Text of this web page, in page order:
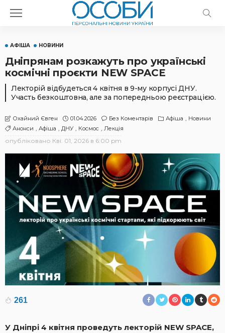
АФІША НОВИНИ
Дніпрянам розкажуть про українські
космічні проєкти NEW SPACE
Лекторій відбудеться 4 квітня в 9-му корпусі ДНУ.
Участь безкоштовна, але за попередньою реєстрацією.
Охайний Євген 01.04.2026 Без Коментарів Афіша
Новини
Анонси
Афіша ДНУ Космос Лекція
опубліковано Кві. 01, 2026 в 6:00 pm
261
У Дніпрі 4 квітня проведуть лекторій NEW SPACE,